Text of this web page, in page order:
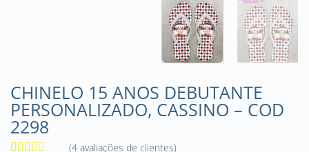
CHINELO 15 ANOS DEBUTANTE
PERSONALIZADO, CASSINO – COD
2298
(4avaliações de clientes)